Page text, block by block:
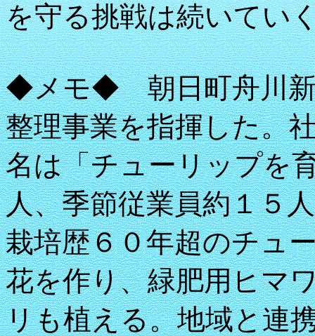
を守る挑戦は続いてい
◆メモ◆ 朝日町舟川新
整理事業を指揮した。
名は「チューリップを
人、季節従業員約１５
栽培歴６０年超のチュ
花を作り、緑肥用ヒマ
リも植える。地域と連